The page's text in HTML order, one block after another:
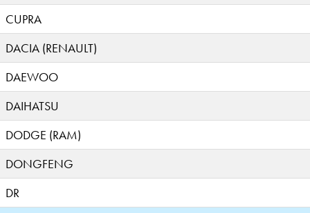
CUPRA
DACIA (RENAULT)
DAEWOO
DAIHATSU
DODGE (RAM)
DONGFENG
DR